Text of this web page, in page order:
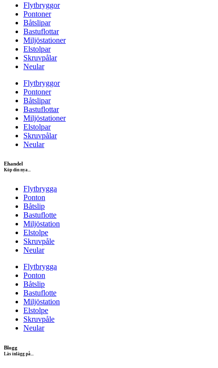
Flytbryggor
Pontoner
Båtslipar
Bastuflottar
Miljöstationer
Elstolpar
Skruvpålar
Neular
Flytbryggor
Pontoner
Båtslipar
Bastuflottar
Miljöstationer
Elstolpar
Skruvpålar
Neular
Ehandel
Köp din nya...
Flytbrygga
Ponton
Båtslip
Bastuflotte
Miljöstation
Elstolpe
Skruvpåle
Neular
Flytbrygga
Ponton
Båtslip
Bastuflotte
Miljöstation
Elstolpe
Skruvpåle
Neular
Blogg
Läs inlägg på...